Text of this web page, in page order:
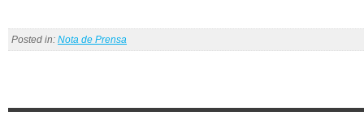
Posted in: Nota de Prensa